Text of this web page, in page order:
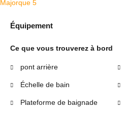
Équipement
Ce que vous trouverez à bord
pont arrière
Échelle de bain
Plateforme de baignade